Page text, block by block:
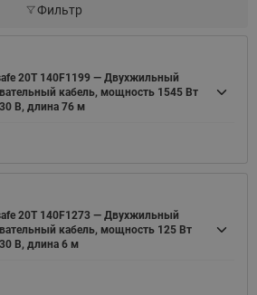
Фильтр
20T 140F1199 — Двухжильный
кабель, мощность 1545 Вт
В, длина 76 м
20T 140F1273 — Двухжильный
кабель, мощность 125 Вт
В, длина 6 м